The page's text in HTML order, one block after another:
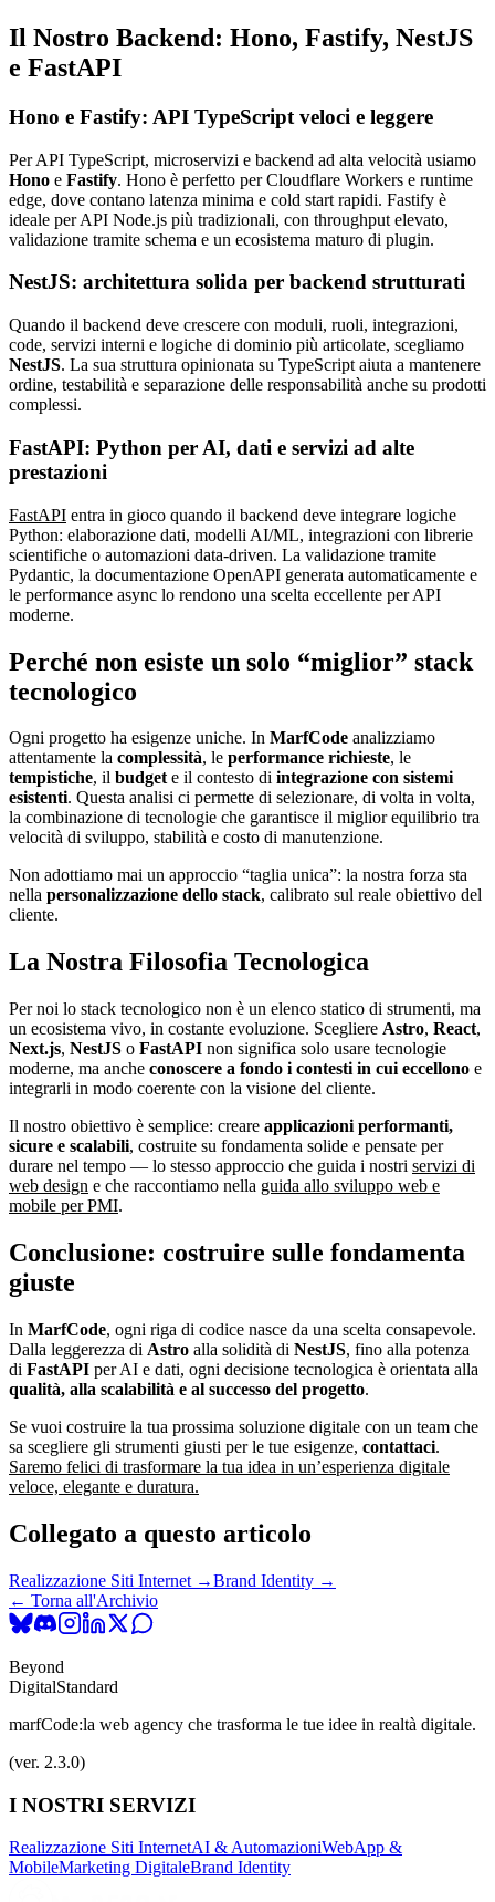
Il Nostro Backend: Hono, Fastify, NestJS
e FastAPI
Hono e Fastify: API TypeScript veloci e leggere
Per API TypeScript, microservizi e backend ad alta velocità usiamo
Hono e Fastify. Hono è perfetto per Cloudflare Workers e runtime
edge, dove contano latenza minima e cold start rapidi. Fastify è
ideale per API Node.js più tradizionali, con throughput elevato,
validazione tramite schema e un ecosistema maturo di plugin.
NestJS: architettura solida per backend strutturati
Quando il backend deve crescere con moduli, ruoli, integrazioni,
code, servizi interni e logiche di dominio più articolate, scegliamo
NestJS. La sua struttura opinionata su TypeScript aiuta a mantenere
ordine, testabilità e separazione delle responsabilità anche su prodotti
complessi.
FastAPI: Python per AI, dati e servizi ad alte
prestazioni
FastAPI entra in gioco quando il backend deve integrare logiche
Python: elaborazione dati, modelli AI/ML, integrazioni con librerie
scientifiche o automazioni data-driven. La validazione tramite
Pydantic, la documentazione OpenAPI generata automaticamente e
le performance async lo rendono una scelta eccellente per API
moderne.
Perché non esiste un solo “miglior” stack
tecnologico
Ogni progetto ha esigenze uniche. In MarfCode analizziamo
attentamente la complessità, le performance richieste, le
tempistiche, il budgete il contesto di integrazione con sistemi
esistenti. Questa analisi ci permette di selezionare, di volta in volta,
la combinazione di tecnologie che garantisce il miglior equilibrio tra
velocità di sviluppo, stabilità e costo di manutenzione.
Non adottiamo mai un approccio “taglia unica”: la nostra forza sta
nella personalizzazione dello stack, calibrato sul reale obiettivo del
cliente.
La Nostra Filosofia Tecnologica
Per noi lo stack tecnologico non è un elenco statico di strumenti, ma
un ecosistema vivo, in costante evoluzione. Scegliere Astro, React,
Next.js, NestJS o FastAPI non significa solo usare tecnologie
moderne, ma anche conoscere a fondo i contesti in cui eccellono e
integrarli in modo coerente con la visione del cliente.
Il nostro obiettivo è semplice: creare applicazioni performanti,
sicure e scalabili, costruite su fondamenta solide e pensate per
durare nel tempo — lo stesso approccio che guida i nostri servizi di
web design e che raccontiamo nella guida allo sviluppo web e
mobile per PMI.
Conclusione: costruire sulle fondamenta
giuste
In MarfCode, ogni riga di codice nasce da una scelta consapevole.
Dalla leggerezza di Astro alla solidità di NestJS, fino alla potenza
di FastAPI per AI e dati, ogni decisione tecnologica è orientata alla
qualità, alla scalabilità e al successo del progetto.
Se vuoi costruire la tua prossima soluzione digitale con un team che
sa scegliere gli strumenti giusti per le tue esigenze, contattaci.
Saremo felici di trasformare la tua idea in un’esperienza digitale
veloce, elegante e duratura.
Collegato a questo articolo
Realizzazione Siti Internet →Brand Identity →
← Torna all'Archivio
Beyond
DigitalStandard
marfCode:la web agency che trasforma le tue idee in realtà digitale.
(ver. 2.3.0)
I NOSTRI SERVIZI
Realizzazione Siti InternetAI & AutomazioniWebApp &
MobileMarketing DigitaleBrand Identity